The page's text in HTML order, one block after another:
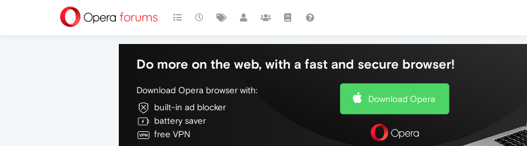
Do more on the web, with a fast and secure browser!
Download Opera browser with:
built-in ad blocker
battery saver
free VPN
Download Opera